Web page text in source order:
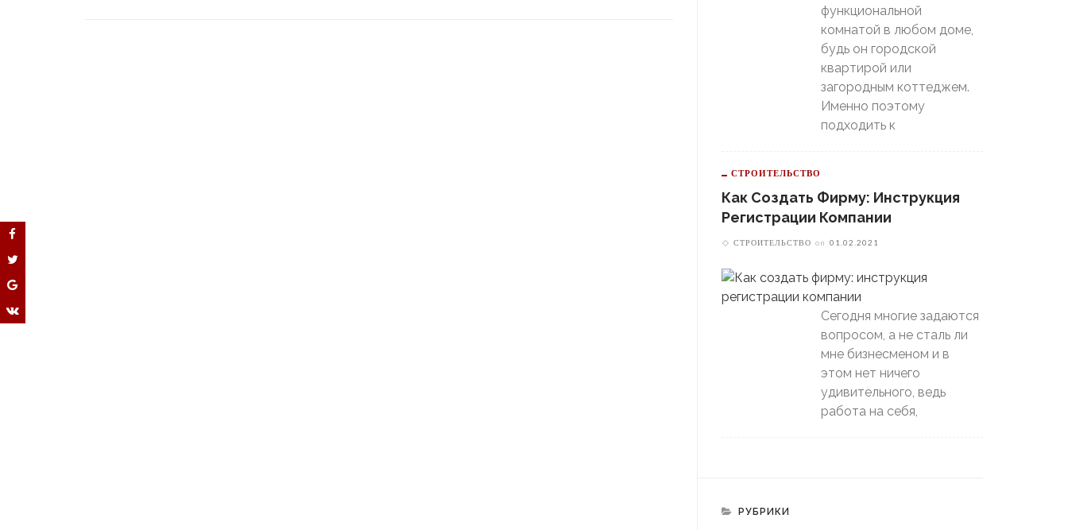
функциональной
комнатой в любом доме,
будь он городской
квартирой или
загородным коттеджем.
Именно поэтому
подходить к
СТРОИТЕЛЬСТВО
Как Создать Фирму: Инструкция
Регистрации Компании
СТРОИТЕЛЬСТВО on 01.02.2021
Сегодня многие задаются
вопросом, а не сталь ли
мне бизнесменом и в
этом нет ничего
удивительного, ведь
работа на себя,
РУБРИКИ